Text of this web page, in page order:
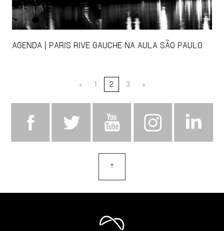
AGENDA | PARIS RIVE GAUCHE NA AULA SÃO PAULO
< 1 2 3 >
⇡